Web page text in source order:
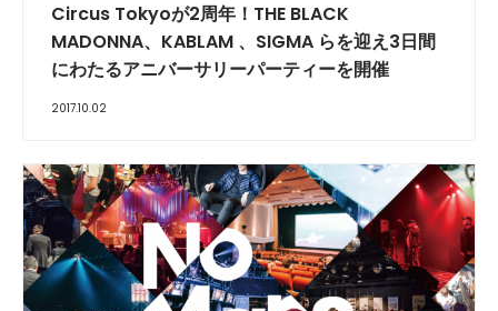
Circus Tokyoが2周年！THE BLACK
MADONNA、KABLAM 、SIGMA らを迎え3日間
にわたるアニバーサリーパーティーを開催
2017.10.02